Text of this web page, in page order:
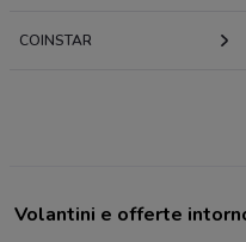
COINSTAR
Volantini e offerte